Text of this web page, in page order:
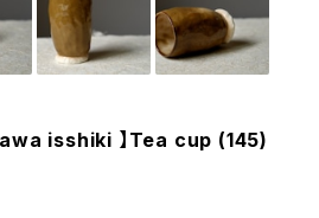
sawa isshiki 】Tea cup (145)